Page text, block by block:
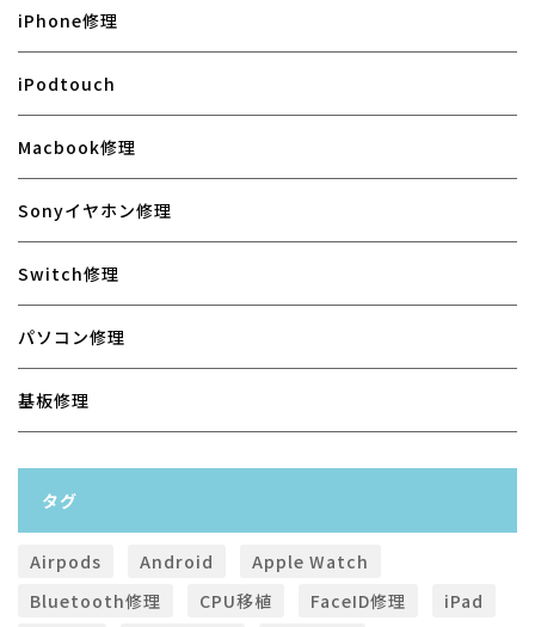
iPhone修理
iPodtouch
Macbook修理
Sonyイヤホン修理
Switch修理
パソコン修理
基板修理
タグ
Airpods Android
Apple Watch
Bluetooth修理
CPU移植 FaceID修理
iPad